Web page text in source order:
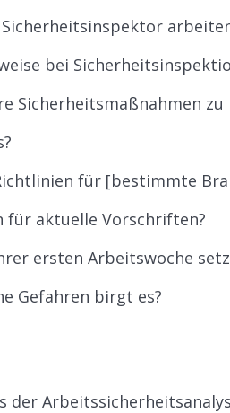
bei
Sicherheitsmaßnahmen zu
für [bestimmte
für aktuelle Vorschriften?
ersten Arbeitswoche
Gefahren birgt es?
der